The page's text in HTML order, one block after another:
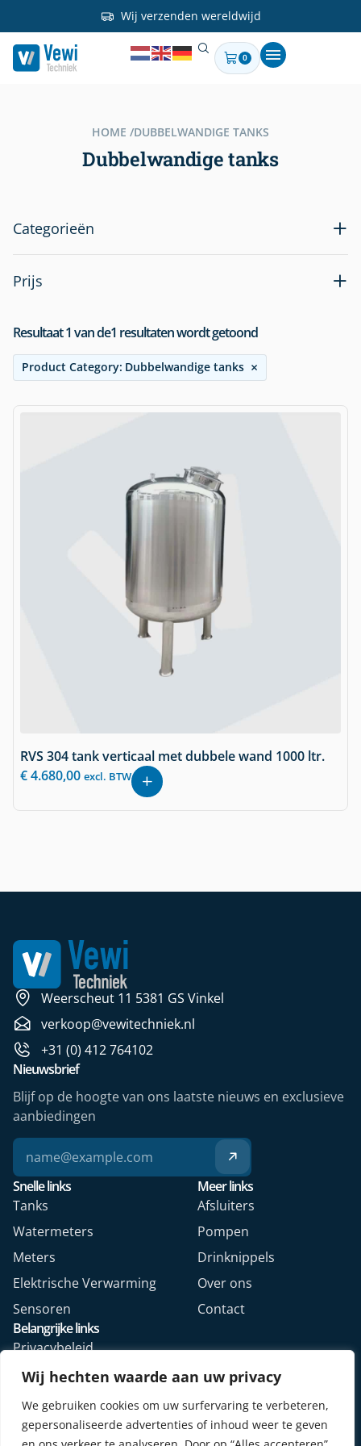
Wij hechten waarde aan uw privacy
We gebruiken cookies om uw surfervaring te verbeteren,
gepersonaliseerde advertenties of inhoud weer te geven
Wij verzenden wereldwijd
0
HOME /DUBBELWANDIGE TANKS
Dubbelwandige tanks
Categorieën
Prijs
Resultaat1van de1 resultaten wordt getoond
Product Category: Dubbelwandige tanks ×
RVS 304 tank verticaal met dubbele wand 1000 ltr.
€4.680,00 excl. BTW
Weerscheut 11 5381 GS Vinkel
verkoop@vewitechniek.nl
+31 (0) 412 764102
Snelle links
Tanks
Watermeters
Meters
Elektrische Verwarming
Sensoren
Meer links
Afsluiters
Pompen
Drinknippels
Over ons
Contact
Belangrijke links
Privacybeleid
Algemene voorwaarden
Veelgestelde vragen
Retourformulier webshop
Nieuwsbrief
Blijf op de hoogte van ons laatste nieuws en exclusieve
aanbiedingen